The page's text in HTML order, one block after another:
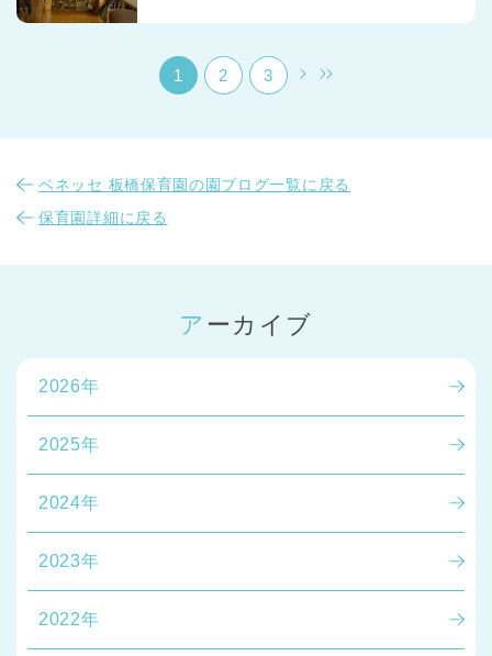
兵庫県 兵庫県 全域
1 2 3
ベネッセ 板橋保育園の園ブログ一覧に戻る
保育園詳細に戻る
アーカイブ
2026年
2025年
2024年
2023年
2022年